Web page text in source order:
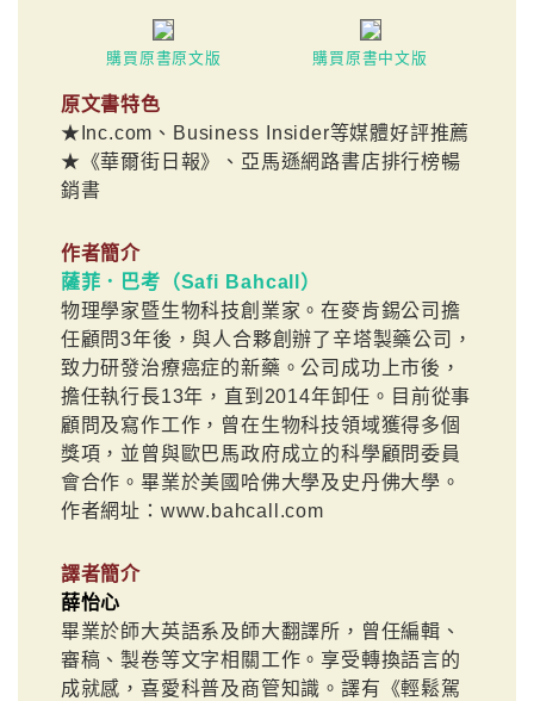
購買原書原文版 購買原書中文版
原文書特色
★Inc.com、Business Insider等媒體好評推薦
★《華爾街日報》、亞馬遜網路書店排行榜暢
銷書
作者簡介
薩菲．巴考（Safi Bahcall）
物理學家暨生物科技創業家。在麥肯錫公司擔
任顧問3年後，與人合夥創辦了辛塔製藥公司，
致力研發治療癌症的新藥。公司成功上市後，
擔任執行長13年，直到2014年卸任。目前從事
顧問及寫作工作，曾在生物科技領域獲得多個
獎項，並曾與歐巴馬政府成立的科學顧問委員
會合作。畢業於美國哈佛大學及史丹佛大學。
作者網址：www.bahcall.com
譯者簡介
薛怡心
畢業於師大英語系及師大翻譯所，曾任編輯、
審稿、製卷等文字相關工作。享受轉換語言的
成就感，喜愛科普及商管知識。譯有《輕鬆駕